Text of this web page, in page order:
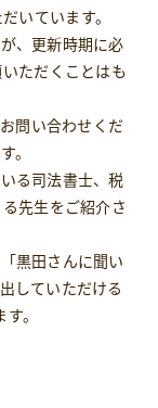
いています。
、更新時期に必
ただくことはも
問い合わせくだ
。
る司法書士、税
先生をご紹介さ
黒田さんに聞い
していただける
。